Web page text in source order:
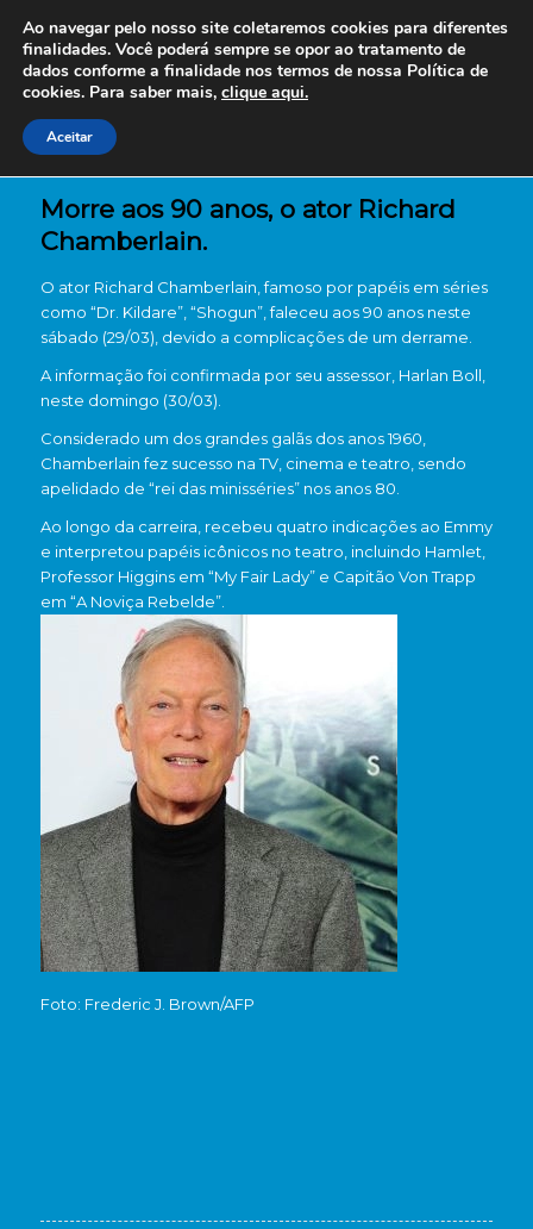
Morre aos 90 anos, o ator Richard
Chamberlain.
O ator Richard Chamberlain, famoso por papéis em séries
como “Dr. Kildare”, “Shogun”, faleceu aos 90 anos neste
sábado (29/03), devido a complicações de um derrame.
A informação foi confirmada por seu assessor, Harlan Boll,
neste domingo (30/03).
Considerado um dos grandes galãs dos anos 1960,
Chamberlain fez sucesso na TV, cinema e teatro, sendo
apelidado de “rei das minisséries” nos anos 80.
Ao longo da carreira, recebeu quatro indicações ao Emmy
e interpretou papéis icônicos no teatro, incluindo Hamlet,
Professor Higgins em “My Fair Lady” e Capitão Von Trapp
em “A Noviça Rebelde”.
Foto: Frederic J. Brown/AFP
Ao navegar pelo nosso site coletaremos cookies para diferentes
finalidades. Você poderá sempre se opor ao tratamento de
dados conforme a finalidade nos termos de nossa Política de
cookies. Para saber mais, clique aqui.
Aceitar